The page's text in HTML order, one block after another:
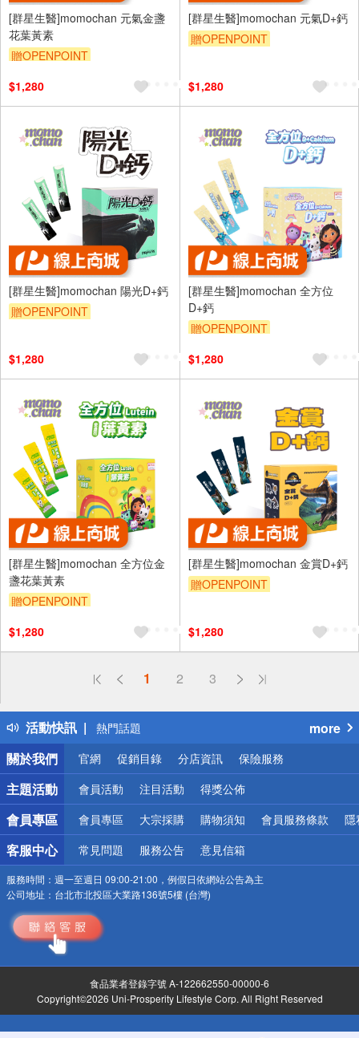
[群星生醫]momochan 元氣金盞
花葉黃素
贈OPENPOINT
$1,280
[群星生醫]momochan 元氣D+鈣
贈OPENPOINT
$1,280
[群星生醫]momochan 陽光D+鈣
贈OPENPOINT
$1,280
[群星生醫]momochan 全方位
D+鈣
贈OPENPOINT
$1,280
[群星生醫]momochan 全方位金
盞花葉黃素
贈OPENPOINT
$1,280
[群星生醫]momochan 金賞D+鈣
贈OPENPOINT
$1,280
1 2 3
活動快訊
偏遠地區配送
得獎公告
熱門話題
銀行優惠
偏遠地區配送
詐騙網頁！請小心！
more
關於我們
官網 促銷目錄 分店資訊 保險服務
主題活動 會員活動 注目活動 得獎公佈
會員專區 會員專區 大宗採購 購物須知 會員服務條款 隱
客服中心 常見問題 服務公告 意見信箱
服務時間： 週一至週日 09:00-21:00，例假日依網站公告為主
公司地址： 台北市北投區大業路136號5樓 (台灣)
食品業者登錄字號 A-122662550-00000-6
Copyright©2026 Uni-Prosperity Lifestyle Corp. All Right Reserved